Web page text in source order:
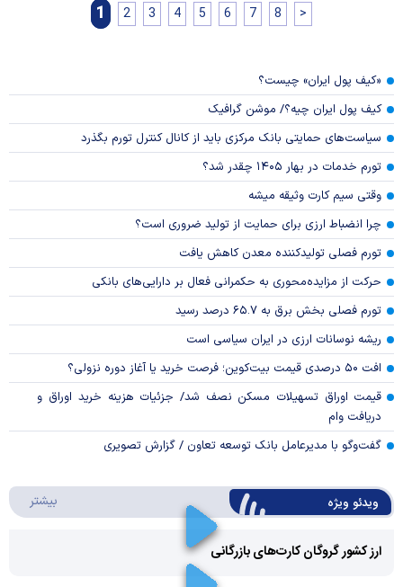
1 2 3 4 5 6 7 8 >
«کیف پول ایران» چیست؟
کیف پول ایران چیه؟/ موشن گرافیک
سیاست‌های حمایتی بانک مرکزی باید از کانال کنترل تورم بگذرد
تورم خدمات در بهار ۱۴۰۵ چقدر شد؟
وقتی سیم کارت وثیقه میشه
چرا انضباط ارزی برای حمایت از تولید ضروری است؟
تورم فصلی تولیدکننده معدن کاهش یافت
حرکت از مزایده‌محوری به حکمرانی فعال بر دارایی‌های بانکی
تورم فصلی بخش برق به ۶۵.۷ درصد رسید
ریشه نوسانات ارزی در ایران سیاسی است
افت ۵۰ درصدی قیمت بیت‌کوین؛ فرصت خرید یا آغاز دوره نزولی؟
قیمت اوراق تسهیلات مسکن نصف شد/ جزئیات هزینه خرید اوراق و
دریافت وام
گفت‌وگو با مدیرعامل بانک توسعه تعاون / گزارش تصویری
ویدئو ویژه بیشتر
ارز کشور گروگان کارت‌های بازرگانی